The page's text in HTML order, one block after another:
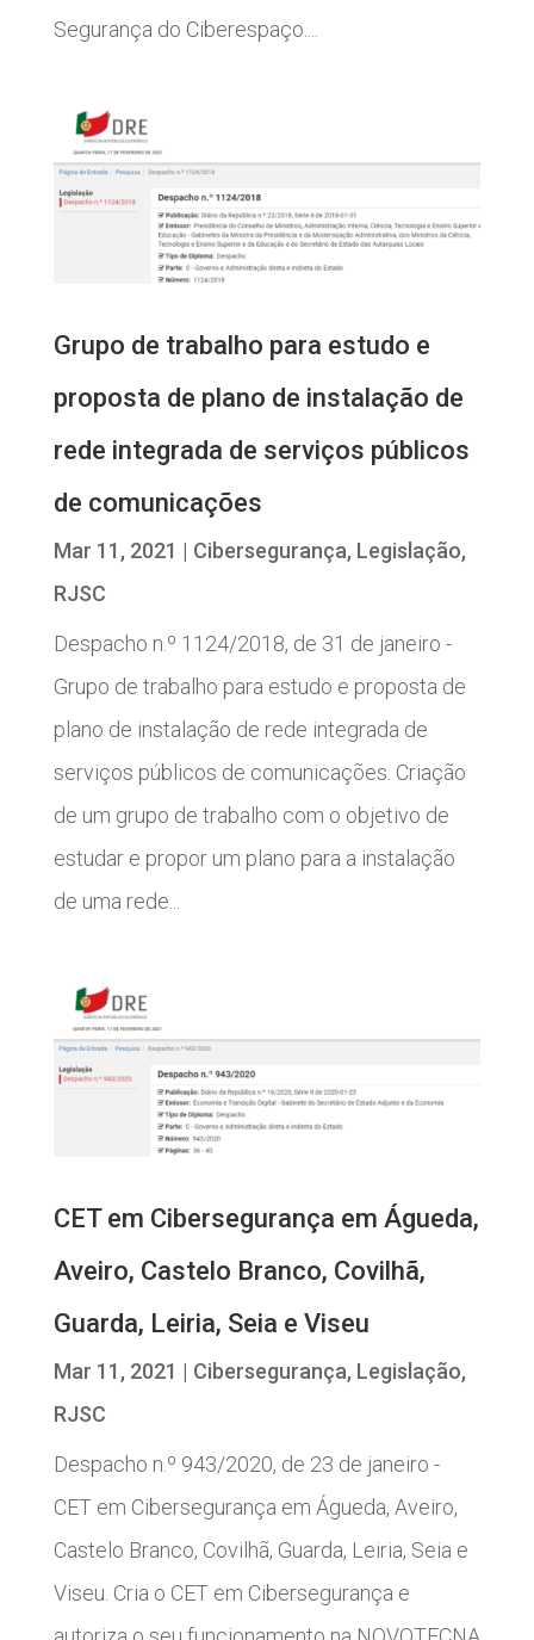
Segurança do Ciberespaço....
Grupo de trabalho para estudo e
proposta de plano de instalação de
rede integrada de serviços públicos
de comunicações
Mar 11, 2021 | Cibersegurança, Legislação,
RJSC
Despacho n.º 1124/2018, de 31 de janeiro -
Grupo de trabalho para estudo e proposta de
plano de instalação de rede integrada de
serviços públicos de comunicações. Criação
de um grupo de trabalho com o objetivo de
estudar e propor um plano para a instalação
de uma rede...
CET em Cibersegurança em Águeda,
Aveiro, Castelo Branco, Covilhã,
Guarda, Leiria, Seia e Viseu
Mar 11, 2021 | Cibersegurança, Legislação,
RJSC
Despacho n.º 943/2020, de 23 de janeiro -
CET em Cibersegurança em Águeda, Aveiro,
Castelo Branco, Covilhã, Guarda, Leiria, Seia e
Viseu. Cria o CET em Cibersegurança e